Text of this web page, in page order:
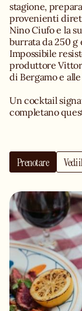
stagione,
provenienti
Nino Ciufo e la
burrata da 250 g
Impossibile
produttore
di Bergamo e
Un cocktail
completano
Prenotare Vedi